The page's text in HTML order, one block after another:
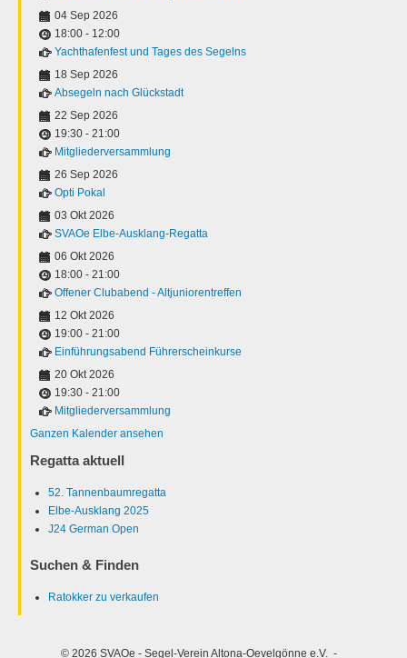
04 Sep 2026
18:00 - 12:00
Yachthafenfest und Tages des Segelns
18 Sep 2026
Absegeln nach Glückstadt
22 Sep 2026
19:30 - 21:00
Mitgliederversammlung
26 Sep 2026
Opti Pokal
03 Okt 2026
SVAOe Elbe-Ausklang-Regatta
06 Okt 2026
18:00 - 21:00
Offener Clubabend - Altjuniorentreffen
12 Okt 2026
19:00 - 21:00
Einführungsabend Führerscheinkurse
20 Okt 2026
19:30 - 21:00
Mitgliederversammlung
Ganzen Kalender ansehen
Regatta aktuell
52. Tannenbaumregatta
Elbe-Ausklang 2025
J24 German Open
Suchen & Finden
Ratokker zu verkaufen
© 2026 SVAOe - Segel-Verein Altona-Oevelgönne e.V. -